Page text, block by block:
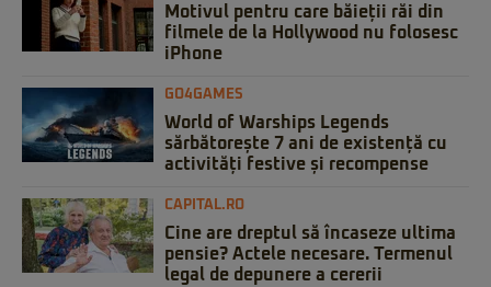
Motivul pentru care băieții răi din
filmele de la Hollywood nu folosesc
iPhone
GO4GAMES
World of Warships Legends
sărbătorește 7 ani de existență cu
activități festive și recompense
CAPITAL.RO
Cine are dreptul să încaseze ultima
pensie? Actele necesare. Termenul
legal de depunere a cererii